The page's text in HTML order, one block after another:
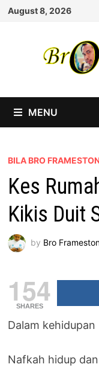
Skip
August 8, 2026
MENU
BILA BRO
Kes
Kikis Duit
by Bro
154
SHARES
Dalam
Nafkah hidup